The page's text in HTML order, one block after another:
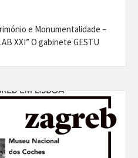
e Monumentalidade –
XXI” O gabinete GESTU